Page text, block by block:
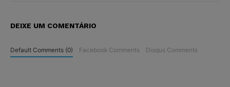
DEIXE UM COMENTÁRIO
Default Comments (0) Facebook Comments Disqus Comments